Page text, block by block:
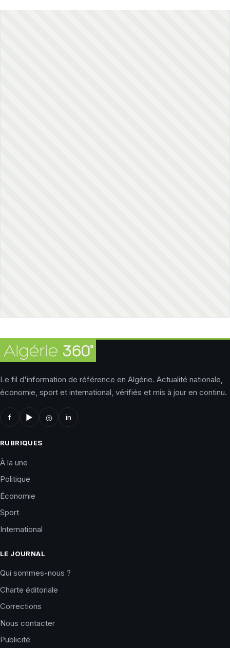
Le fil d'information de référence en Algérie. Actualité nationale,
économie, sport et international, vérifiés et mis à jour en continu.
f ▶ ◎ in
RUBRIQUES
À la une
Politique
Économie
Sport
International
LE JOURNAL
Qui sommes-nous ?
Charte éditoriale
Corrections
Nous contacter
Publicité